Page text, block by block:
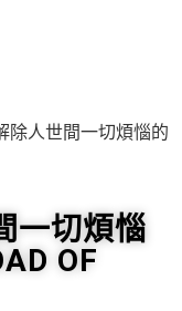
除人世間一切煩惱的
一切煩惱
OF